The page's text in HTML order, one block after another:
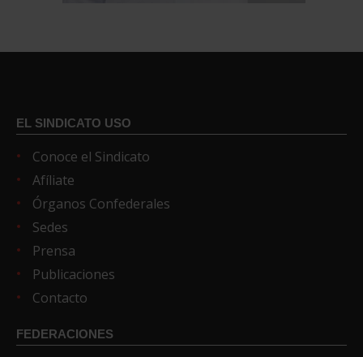
EL SINDICATO USO
Conoce el Sindicato
Afíliate
Órganos Confederales
Sedes
Prensa
Publicaciones
Contacto
FEDERACIONES